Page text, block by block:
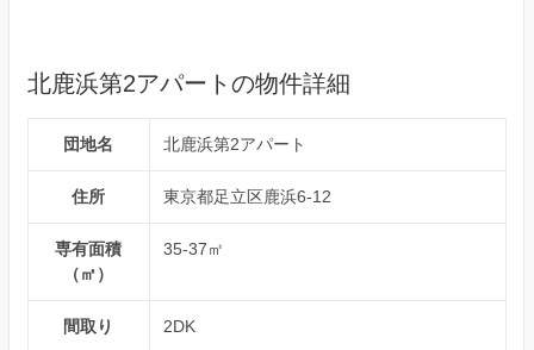
北鹿浜第2アパートの物件詳細
団地名 北鹿浜第2アパート
住所 東京都足立区鹿浜6-12
専有面積
（㎡）
35-37㎡
間取り 2DK